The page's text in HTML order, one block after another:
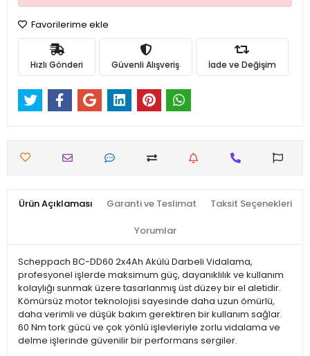
Favorilerime ekle
Hızlı Gönderi Güvenli Alışveriş İade ve Değişim
Ürün Açıklaması Garanti ve Teslimat Taksit Seçenekleri
Yorumlar
Scheppach BC-DD60 2x4Ah Akülü Darbeli Vidalama,
profesyonel işlerde maksimum güç, dayanıklılık ve kullanım
kolaylığı sunmak üzere tasarlanmış üst düzey bir el aletidir.
Kömürsüz motor teknolojisi sayesinde daha uzun ömürlü,
daha verimli ve düşük bakım gerektiren bir kullanım sağlar.
60 Nm tork gücü ve çok yönlü işlevleriyle zorlu vidalama ve
delme işlerinde güvenilir bir performans sergiler.